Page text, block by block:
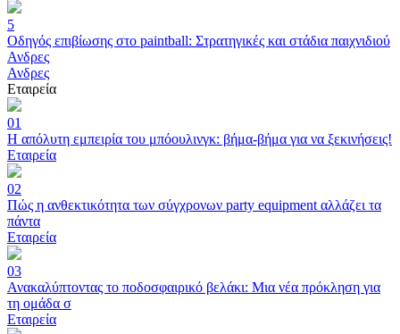
5
Οδηγός επιβίωσης στο paintball: Στρατηγικές και στάδια παιχνιδιού
Ανδρες
Ανδρες
Εταιρεία
01
Η απόλυτη εμπειρία του μπόουλινγκ: βήμα-βήμα για να ξεκινήσεις!
Εταιρεία
02
Πώς η ανθεκτικότητα των σύγχρονων party equipment αλλάζει τα
πάντα
Εταιρεία
03
Ανακαλύπτοντας το ποδοσφαιρικό βελάκι: Μια νέα πρόκληση για
τη ομάδα σ
Εταιρεία